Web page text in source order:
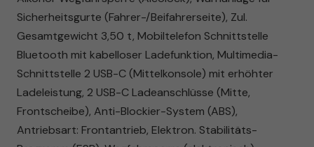
Sicherheitsgurte (Fahrer-/Beifahrerseite), Zul.
Gesamtgewicht 3,50 t, Mobiltelefon Schnittstelle
Bluetooth mit kabelloser Ladefunktion, Multimedia-
Schnittstelle 2 USB-C (Mittelkonsole) mit erhöhter
Ladeleistung, 2 USB-C Ladeanschlüsse (Mitte,
Frontscheibe), Anti-Blockier-System (ABS),
Antriebsart: Frontantrieb, Elektron. Stabilitäts-